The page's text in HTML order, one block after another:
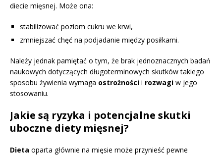
diecie mięsnej. Może ona:
stabilizować poziom cukru we krwi,
zmniejszać chęć na podjadanie między posiłkami.
Należy jednak pamiętać o tym, że brak jednoznacznych badań
naukowych dotyczących długoterminowych skutków takiego
sposobu żywienia wymaga ostrożności i rozwagi w jego
stosowaniu.
Jakie są ryzyka i potencjalne skutki
uboczne diety mięsnej?
Dieta oparta głównie na mięsie może przynieść pewne